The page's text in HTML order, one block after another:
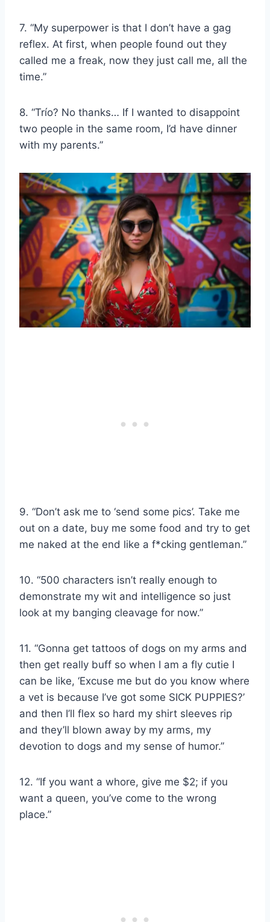
7. “My superpower is that I don’t have a gag
reflex. At first, when people found out they
called me a freak, now they just call me, all the
time.”
8. “Trío? No thanks… If I wanted to disappoint
two people in the same room, I’d have dinner
with my parents.”
9. “Don’t ask me to ‘send some pics’. Take me
out on a date, buy me some food and try to get
me naked at the end like a f*cking gentleman.”
10. “500 characters isn’t really enough to
demonstrate my wit and intelligence so just
look at my banging cleavage for now.”
11. “Gonna get tattoos of dogs on my arms and
then get really buff so when I am a fly cutie I
can be like, ‘Excuse me but do you know where
a vet is because I’ve got some SICK PUPPIES?’
and then I’ll flex so hard my shirt sleeves rip
and they’ll blown away by my arms, my
devotion to dogs and my sense of humor.”
12. “If you want a whore, give me $2; if you
want a queen, you’ve come to the wrong
place.”